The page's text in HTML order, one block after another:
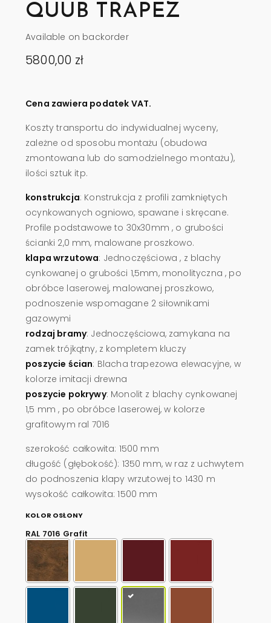
QUUB TRAPEZ
Available on backorder
5800,00 zł
Cena zawiera podatek VAT.
Koszty transportu do indywidualnej wyceny,
zależne od sposobu montażu (obudowa
zmontowana lub do samodzielnego montażu),
ilości sztuk itp.
konstrukcja: Konstrukcja z profili zamkniętych
ocynkowanych ogniowo, spawane i skręcane.
Profile podstawowe to 30x30mm , o grubości
ścianki 2,0 mm, malowane proszkowo.
klapa wrzutowa: Jednoczęściowa , z blachy
cynkowanej o grubości 1,5mm, monolityczna , po
obróbce laserowej, malowanej proszkowo,
podnoszenie wspomagane 2 siłownikami
gazowymi
rodzaj bramy: Jednoczęściowa, zamykana na
zamek trójkątny, z kompletem kluczy
poszycie ścian: Blacha trapezowa elewacyjne, w
kolorze imitacji drewna
poszycie pokrywy: Monolit z blachy cynkowanej
1,5 mm , po obróbce laserowej, w kolorze
grafitowym ral 7016
szerokość całkowita: 1500 mm
długość (głębokość): 1350 mm, w raz z uchwytem
do podnoszenia klapy wrzutowej to 1430 m
wysokość całkowita: 1500 mm
KOLOR OSŁONY
RAL 7016 Grafit